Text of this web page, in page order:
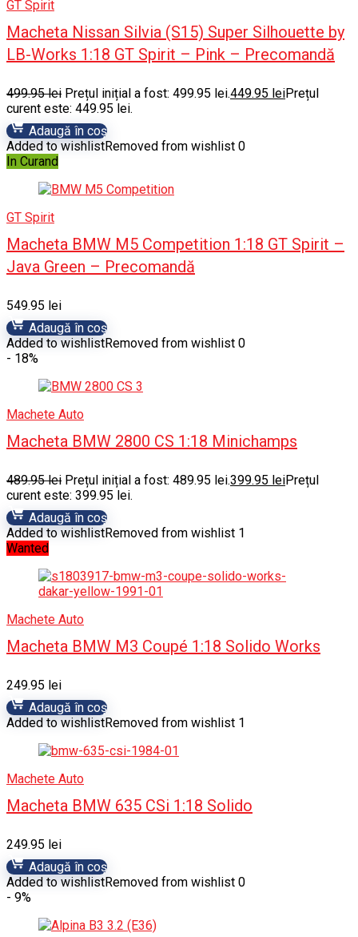
GT Spirit
Macheta Nissan Silvia (S15) Super Silhouette by
LB-Works 1:18 GT Spirit – Pink – Precomandă
499.95lei Prețul inițial a fost: 499.95 lei.449.95 leiPrețul
curent este: 449.95 lei.
Adaugă în coș
Added to wishlistRemoved from wishlist 0
In Curand
GT Spirit
Macheta BMW M5 Competition 1:18 GT Spirit –
Java Green – Precomandă
549.95 lei
Adaugă în coș
Added to wishlistRemoved from wishlist 0
- 18%
Machete Auto
Macheta BMW 2800 CS 1:18 Minichamps
489.95lei Prețul inițial a fost: 489.95 lei.399.95 leiPrețul
curent este: 399.95 lei.
Adaugă în coș
Added to wishlistRemoved from wishlist 1
Wanted
Machete Auto
Macheta BMW M3 Coupé 1:18 Solido Works
249.95 lei
Adaugă în coș
Added to wishlistRemoved from wishlist 1
Machete Auto
Macheta BMW 635 CSi 1:18 Solido
249.95 lei
Adaugă în coș
Added to wishlistRemoved from wishlist 0
- 9%